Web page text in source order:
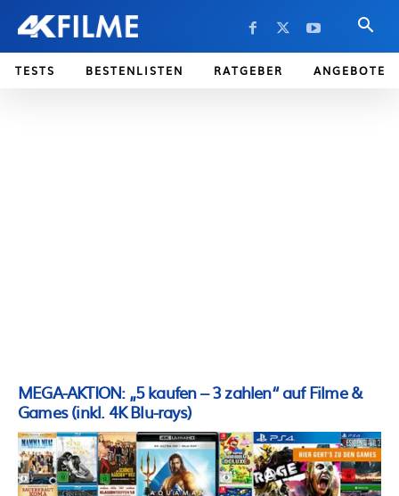
TESTS BESTENLISTEN RATGEBER ANGEBOTE
MEGA-AKTION: „5 kaufen – 3 zahlen“ auf Filme &
Games (inkl. 4K Blu-rays)